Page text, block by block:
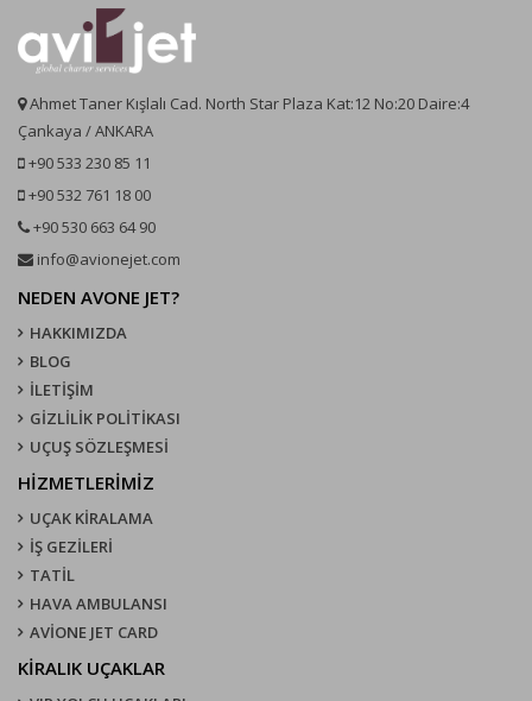
Ahmet Taner Kışlalı Cad. North Star Plaza Kat:12 No:20 Daire:4
Çankaya / ANKARA
+90 533 230 85 11
+90 532 761 18 00
+90 530 663 64 90
info@avionejet.com
NEDEN AVONE JET?
HAKKIMIZDA
BLOG
İLETİŞİM
GİZLİLİK POLİTİKASI
UÇUŞ SÖZLEŞMESI
HİZMETLERİMİZ
UÇAK KIRALAMA
İŞ GEZİLERİ
TATİL
HAVA AMBULANSI
AVİONE JET CARD
KIRALIK UÇAKLAR